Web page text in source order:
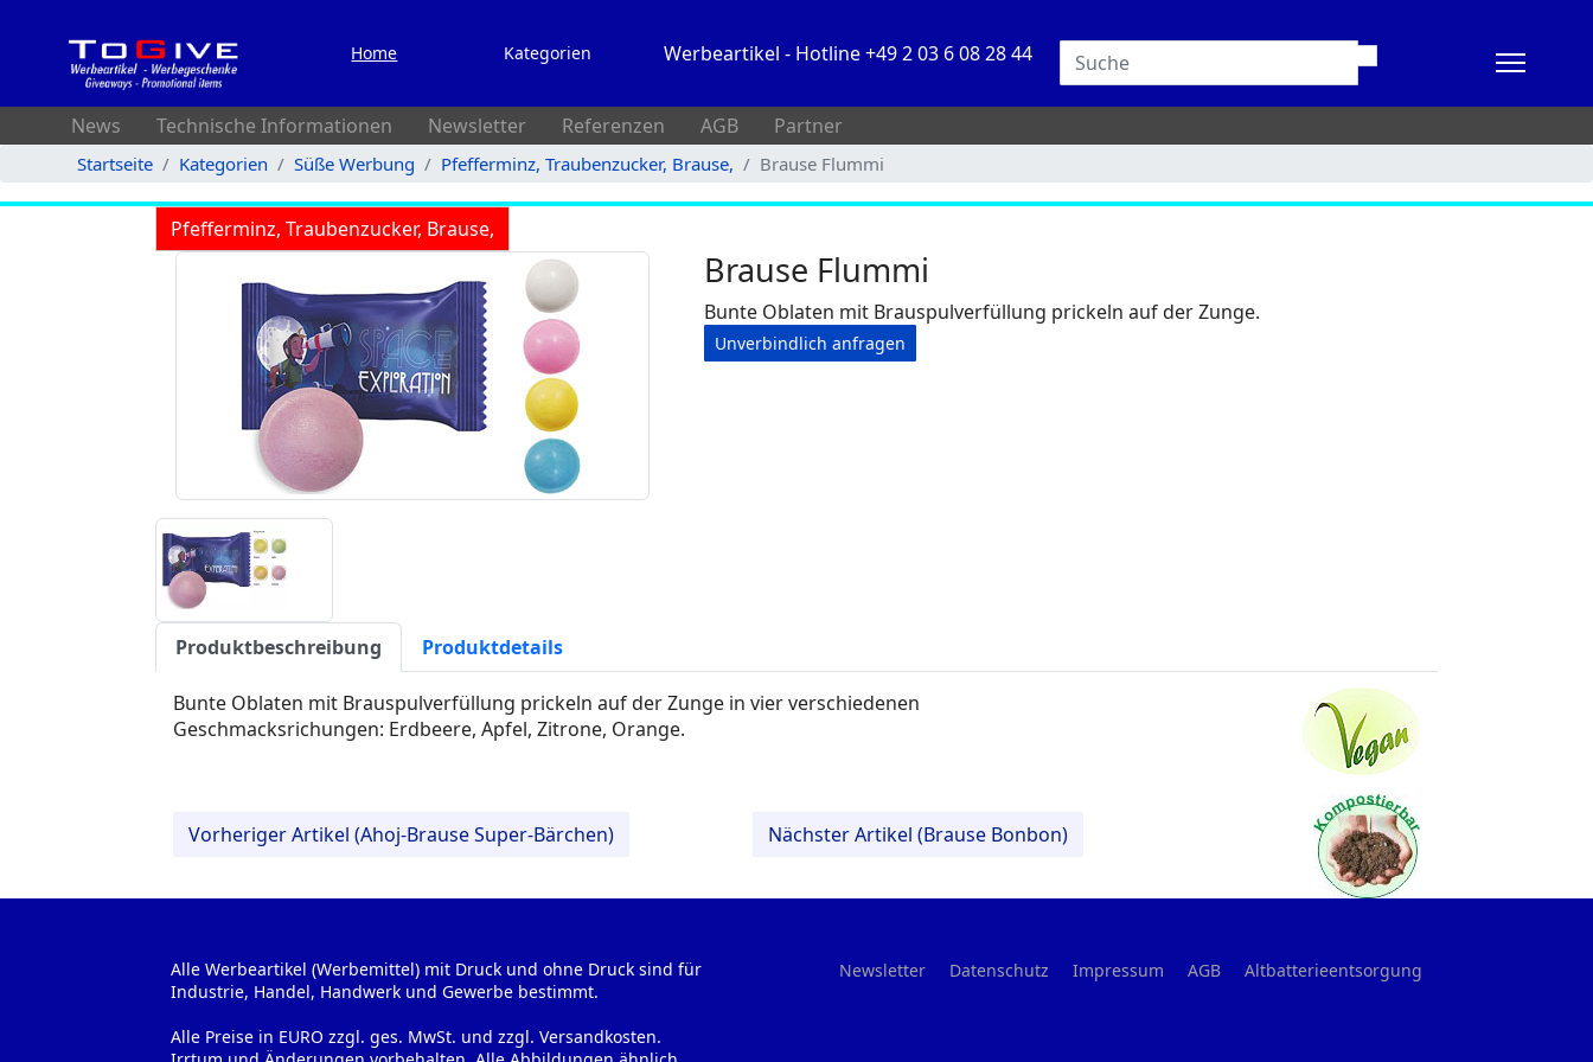
Home Kategorien Werbeartikel - Hotline +49 2 03 6 08 28 44
News Technische Informationen Newsletter Referenzen AGB Partner
Startseite Kategorien Süße Werbung Pfefferminz, Traubenzucker, Brause, Brause Flummi
Pfefferminz, Traubenzucker, Brause,
Brause Flummi
Bunte Oblaten mit Brauspulverfüllung prickeln auf der Zunge.
Unverbindlich anfragen
Produktbeschreibung Produktdetails
Bunte Oblaten mit Brauspulverfüllung prickeln auf der Zunge in vier verschiedenen
Geschmacksrichungen: Erdbeere, Apfel, Zitrone, Orange.
Vorheriger Artikel (Ahoj-Brause Super-Bärchen) Nächster Artikel (Brause Bonbon)
Alle Werbeartikel (Werbemittel) mit Druck und ohne Druck sind für
Industrie, Handel, Handwerk und Gewerbe bestimmt.
Alle Preise in EURO zzgl. ges. MwSt. und zzgl. Versandkosten.
Newsletter Datenschutz Impressum AGB Altbatterieentsorgung